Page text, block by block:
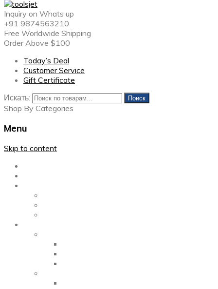
Inquiry on Whats up
+91 9874563210
Free Worldwide Shipping
Order Above $100
Today’s Deal
Customer Service
Gift Certificate
Искать:
Поиск
Shop By Categories
Menu
Skip to content